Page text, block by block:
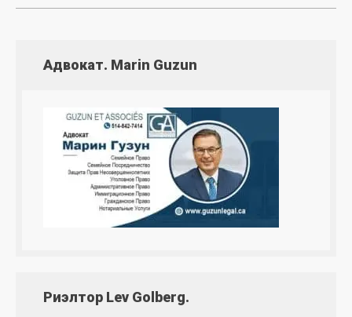
Адвокат. Marin Guzun
Риэлтор Lev Golberg.